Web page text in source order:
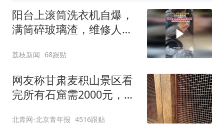
阳台上滚筒洗衣机自爆，
满筒碎玻璃渣，维修人员
洗衣机自爆
荔枝新闻 68跟贴
网友称甘肃麦积山景区看
完所有石窟需2000元，景
护，游客可按需买
北青网-北京青年报 4516跟贴